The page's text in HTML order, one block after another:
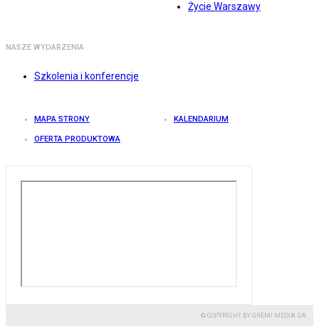
Życie Warszawy
NASZE WYDARZENIA
Szkolenia i konferencje
MAPA STRONY KALENDARIUM
OFERTA PRODUKTOWA
© COPYRIGHT BY GREMI MEDIA SA